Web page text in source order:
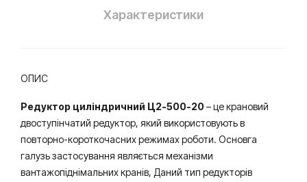
Характеристики
ОПИС
Редуктор циліндричний Ц2-500-20– це крановий
двоступінчатий редуктор, який використовують в
повторно-короткочасних режимах роботи. Основга
галузь застосування являється механізми
вантажопіднімальних кранів, Даний тип редукторів